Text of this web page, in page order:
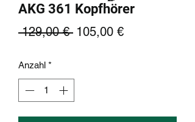
AKG 361 Kopfhörer
129,00 € Standardpreis
105,00 €Sale-
Anzahl *